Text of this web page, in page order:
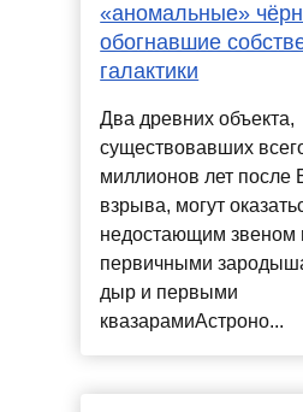
«аномальные»
обогнавшие
галактики
Два древних объекта,
существовавших
миллионов лет после
взрыва, могут
недостающим звеном
первичными
дыр и первыми
квазарамиАстроно...